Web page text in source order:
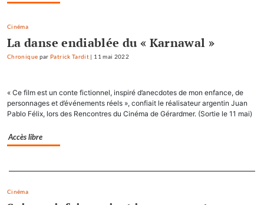
Cinéma
La danse endiablée du « Karnawal »
Chronique par Patrick Tardit | 11 mai 2022
« Ce film est un conte fictionnel, inspiré d’anecdotes de mon enfance, de
personnages et d’événements réels », confiait le réalisateur argentin Juan
Pablo Félix, lors des Rencontres du Cinéma de Gérardmer. (Sortie le 11 mai)
Accès libre
Separateur
Cinéma